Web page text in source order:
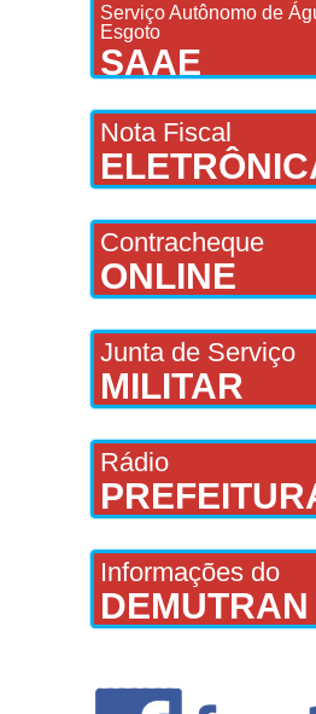
Serviço Autônomo de
Esgoto
SAAE
Nota Fiscal
Contracheque
ONLINE
Junta de Serviço
MILITAR
Rádio
Informações do
DEMUTRAN